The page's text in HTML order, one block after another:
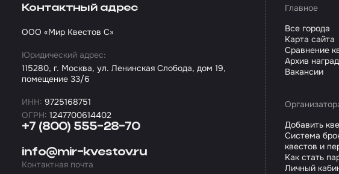
+7 (800) 555-28-70
info@mir-kvestov.ru
Контактная почта
Контактный адрес
ООО «Мир Квестов С»
Юридический адрес:
115280, г. Москва, ул. Ленинская Слобода, дом 19,
помещение 33/6
ИНН: 9725168751
ОГРН: 1247700614402
Главное
Все города
Карта сайта
Сравнение
Архив
Вакансии
Добавить
Система
квестов и
Как стать
Личный